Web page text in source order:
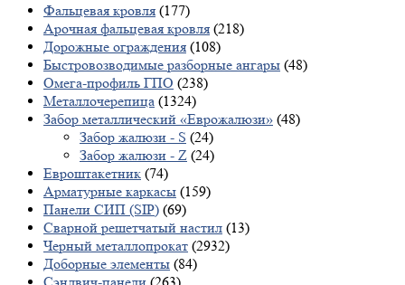
Фальцевая кровля (177)
Арочная фальцевая кровля (218)
Дорожные ограждения (108)
Быстровозводимые разборные ангары (48)
Омега-профиль ГПО (238)
Металлочерепица (1324)
Забор металлический «Еврожалюзи» (48)
Забор жалюзи - S (24)
Забор жалюзи - Z (24)
Евроштакетник (74)
Арматурные каркасы (159)
Панели СИП (SIP) (69)
Сварной решетчатый настил (13)
Черный металлопрокат (2932)
Доборные элементы (84)